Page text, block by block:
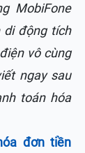
MobiFone
động tích
vô cùng
ngay sau
toán hóa
đơn tiền